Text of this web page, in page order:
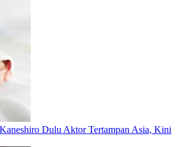
Dulu Aktor Tertampan Asia, Kini